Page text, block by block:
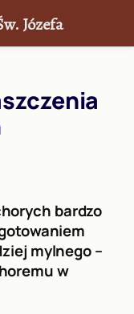
bardzo
mylnego –
w
Józefa